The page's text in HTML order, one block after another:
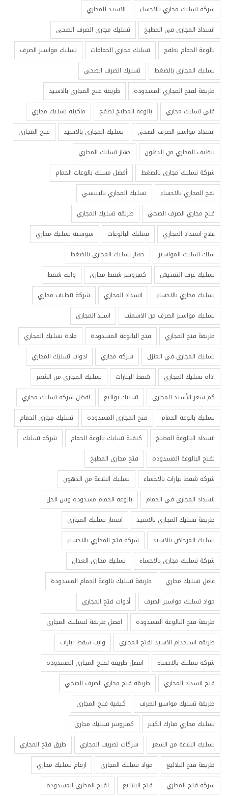
شركه تسليك مجاري بالاحساء
الاسيد للمجاري
انسداد المجاري في المطبخ
تسليك مجاري الصرف الصحي
بالوعة الحمام تطفح
تسليك مجاري الحمامات
تسليك مواسير الصرف
تسليك المجاري بالضغط
تسليك الصرف الصحي
طريقة لفتح المجاري المسدودة
طريقة فتح المجاري بالاسيد
فني تسليك مجاري
بالوعة المطبخ تطفح
ماكينة تسليك مجاري
انسداد مواسير الصرف الصحي
تسليك المجاري بالاسيد
فتح المجاري
تنظيف المجاري من الدهون
جهاز تسليك المجاري
شركة تسليك مجاري بالضغط
أفضل مسلك بالوعات الحمام
نفخ المجاري بالاحساء
تسليك المجاري بالبيبسي
فتح مجاري الصرف الصحي
طريقة تسليك المجاري
علاج انسداد المجاري
تسليك البالوعات
سوستة تسليك مجاري
سلك تسليك المواسير
جهاز تسليك المجاري بالضغط
تسليك غرف التفتيش
كمبروسر شفط مجاري
وايت شفط
تسليك مجاري بالاحساء
انسداد المجاري
شركة تنظيف مجاري
تسليك مواسير الصرف من الاسمنت
اسيد المجاري
طريقة فتح المجاري
فتح البالوعة المسدودة
مادة تسليك المجاري
تسليك المجاري في المنزل
شركة مجاري
ادوات تسليك المجاري
اداة تسليك المجاري
شفط البيارات
تسليك المجاري من الشعر
كم سعر الأسيد للمجاري
تسليك بواليع
افضل شركة تسليك مجاري
تسليك بالوعة الحمام
فتح المجاري المسدودة
تسليك مجاري الحمام
انسداد البالوعة المطبخ
كيفية تسليك بالوعة الحمام
شركه تسليك
لفتح البالوعة المسدودة
فتح مجاري المطبخ
شركه شفط بيارات بالاحساء
تسليك البلاعة من الدهون
انسداد المجاري في الحمام
بالوعة الحمام مسدوده وش الحل
طريقة تسليك المجاري بالاسيد
اسعار تسليك المجاري
تسليك المرحاض بالاسيد
شركة فتح المجاري بالاحساء
شركة تسليك مجارى بالاحساء
تسليك مجاري العدان
عامل تسليك مجاري
طريقة تسليك بالوعة الحمام المسدودة
مواد تسليك مواسير الصرف
أدوات فتح المجاري
طريقة فتح البالوعة المسدودة
افضل طريقة لتسليك المجاري
طريقة استخدام الاسيد لفتح المجاري
وايت شفط بيارات
شركه تسليك بالاحساء
افضل طريقه لفتح المجاري المسدوده
فتح انسداد المجاري
طريقة فتح مجاري الصرف الصحي
طريقة تسليك مواسير الصرف
كيفية فتح المجاري
تسليك مجاري مبارك الكبير
كمبروسر تسليك مجاري
تسليك البلاعة من الشعر
شركات تصريف المجاري
طرق فتح المجاري
طريقة فتح البلاليع
مواد تسليك المجاري
ارقام تسليك مجاري
شركة فتح المجاري
فتح البلاليع لفتح المجاري المسدودة